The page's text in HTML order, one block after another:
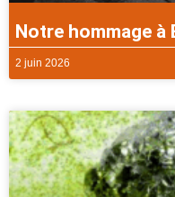
Notre hommage à
2 juin 2026